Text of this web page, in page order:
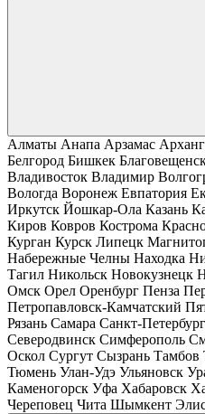
Алматы Анапа Арзамас
Белгород Бишкек
Владивосток Владимир
Вологда Воронеж Евпатория
Иркутск Йошкар-Ола Казань
Киров Ковров Кострома
Курган Курск Липецк
Набережные Челны Находка
Тагил Никольск Новокузнецк
Омск Орел Оренбург Пенза
Петропавловск-Камчатский
Рязань Самара Санкт-Петербург
Северодвинск Симферополь
Оскол Сургут Сызрань Тамбов
Тюмень Улан-Удэ Ульяновск
Каменогорск Уфа Хабаровск
Череповец Чита Шымкент